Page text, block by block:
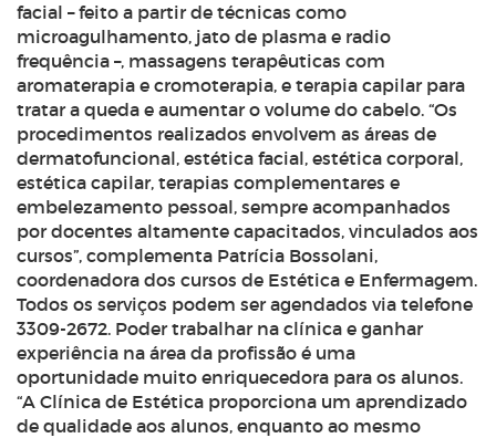
facial – feito a partir de técnicas como
microagulhamento, jato de plasma e radio
frequência –, massagens terapêuticas com
aromaterapia e cromoterapia, e terapia capilar para
tratar a queda e aumentar o volume do cabelo. “Os
procedimentos realizados envolvem as áreas de
dermatofuncional, estética facial, estética corporal,
estética capilar, terapias complementares e
embelezamento pessoal, sempre acompanhados
por docentes altamente capacitados, vinculados aos
cursos”, complementa Patrícia Bossolani,
coordenadora dos cursos de Estética e Enfermagem.
Todos os serviços podem ser agendados via telefone
3309-2672. Poder trabalhar na clínica e ganhar
experiência na área da profissão é uma
oportunidade muito enriquecedora para os alunos.
“A Clínica de Estética proporciona um aprendizado
de qualidade aos alunos, enquanto ao mesmo